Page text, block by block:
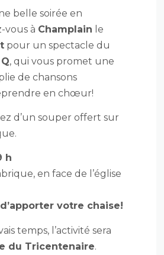
belle soirée en
vous à Champlain le
pour un spectacle du
, qui vous promet une
de chansons
en chœur!
d’un souper offert sur
h
en face de l’église
d’apporter votre chaise!
temps, l’activité sera
du Tricentenaire.